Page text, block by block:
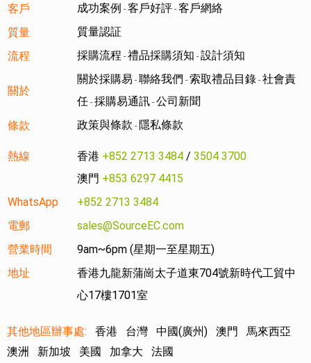
客戶 成功案例 - 客戶好評 - 客戶網絡
質量
質量認証
流程
採購流程 - 禮品採購須知 - 設計須知
關於
關於採購易 - 聯絡我們 - 索取禮品目錄 - 社會責
任 - 採購易通訊 - 公司新聞
條款
政策與條款 - 隱私條款
熱線 香港 +852 2713 3484 / 3504 3700
澳門 +853 6297 4415
WhatsApp
+852 2713 3484
電郵
sales@SourceEC.com
營業時間
9am~6pm (星期一至星期五)
地址
香港九龍新蒲崗太子道東704號新時代工貿中
心17樓1701室
其他地區辦事處: 香港 台灣 中國(廣州) 澳門
馬來西亞
澳洲
新加坡 美國 加拿大 法國